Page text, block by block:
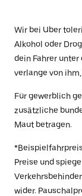
Wir bei Uber
Alkohol oder
dein Fahrer unter
verlange von
Für gewerblich
zusätzliche
Maut betragen.
Preise und
wider.